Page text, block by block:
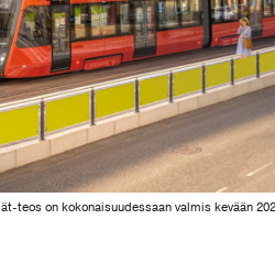
on kokonaisuudessaan valmis kevään